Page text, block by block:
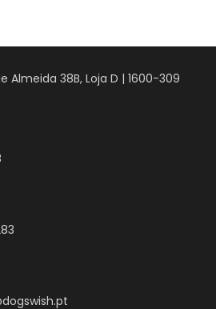
Almeida 38B, Loja D | 1600-309